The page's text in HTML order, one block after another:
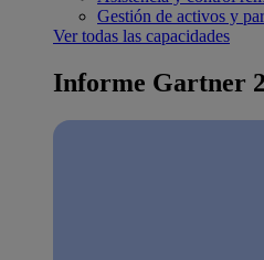
Gestión de activos y
Ver todas las capacidades
Informe Gartner